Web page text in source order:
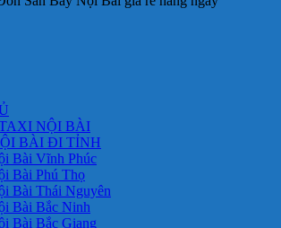
NỘI BÀI
BÀI ĐI TỈNH
Bài Vĩnh Phúc
Bài Phú Thọ
Bài Thái Nguyên
Bài Bắc Ninh
Bài Bắc Giang